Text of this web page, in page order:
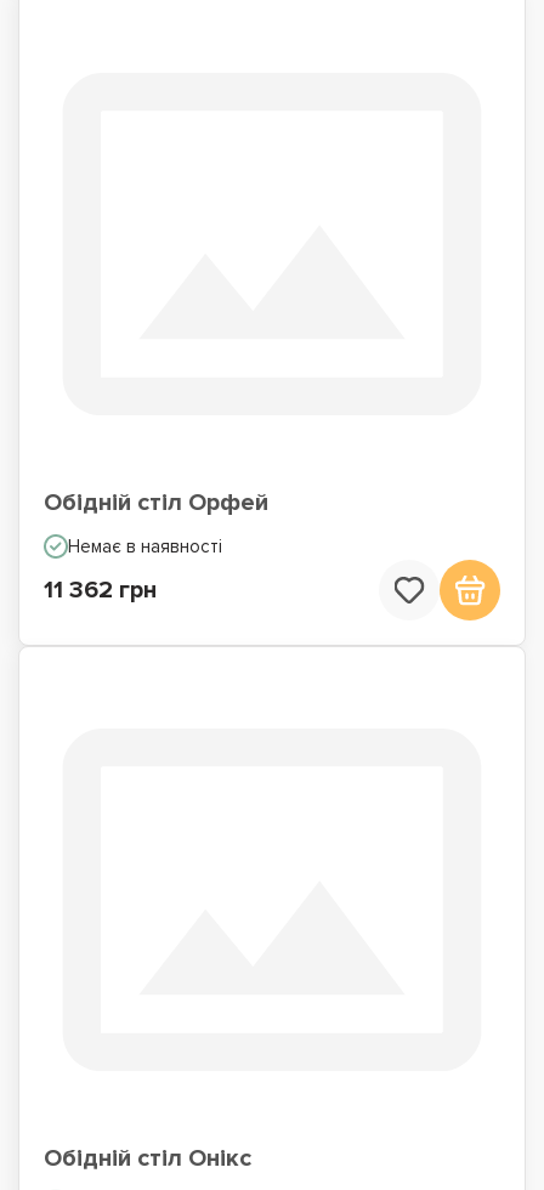
Обідній стіл Орфей
Немає в наявності
11 362 грн
Обідній стіл Онікс